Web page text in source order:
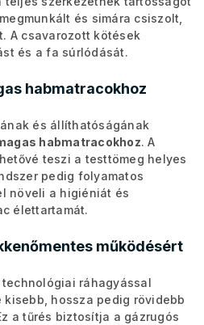
és simára csiszolt,
A csavarozott kötések
és a fa súrlódását.
habmatracokhoz
és állíthatóságának
habmatracokhoz. A
teszi a testtömeg helyes
pedig folyamatos
növeli a higiéniát és
élettartamát.
működésért
ráhagyással
hossza pedig rövidebb
a tűrés biztosítja a gázrugós